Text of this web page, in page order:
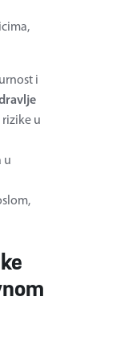
i
u
u